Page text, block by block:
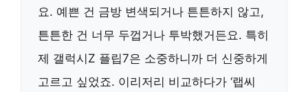
요. 예쁜 건 금방 변색되거나 튼튼하지 않고,
튼튼한 건 너무 두껍거나 투박했거든요. 특히
제 갤럭시Z 플립7은 소중하니까 더 신중하게
고르고 싶었죠. 이리저리 비교하다가 ‘랩씨